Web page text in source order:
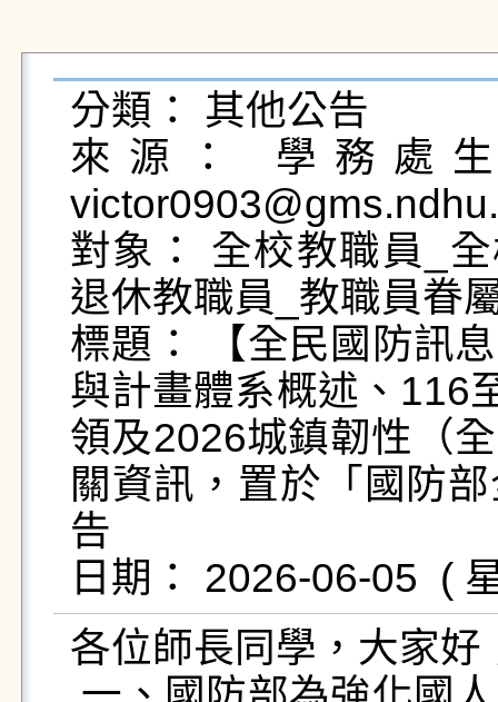
分類： 其他公告
來源： 學務處
對象： 全校教職員_
退休教職員_教職員眷
標題： 【全民國防訊
與計畫體系概述、116
領及2026城鎮韌性（
關資訊，置於「國防
告
各位師長同學，大家好